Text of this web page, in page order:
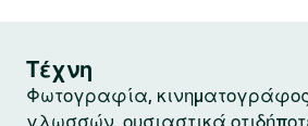
Τέχνη
Φωτογραφία,
γλωσσών, ουσιαστικά